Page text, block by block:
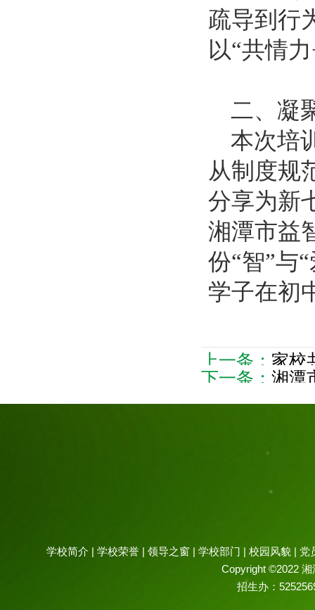
疏导到行
以“共情
二、 凝
本次培
从制度规
分享为新
湘潭市益
份“智”与
学子在初
上一条： 家校共
下一条： 湘潭
学校简介 | 学校荣誉 | 领导之窗 | 学校部门 | 校园风貌 | 党
Copyright ©2022
招生办：